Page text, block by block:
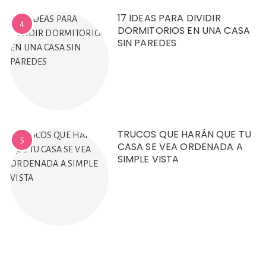
4
17 IDEAS PARA DIVIDIR
DORMITORIOS EN UNA CASA
SIN PAREDES
5
TRUCOS QUE HARÁN QUE TU
CASA SE VEA ORDENADA A
SIMPLE VISTA